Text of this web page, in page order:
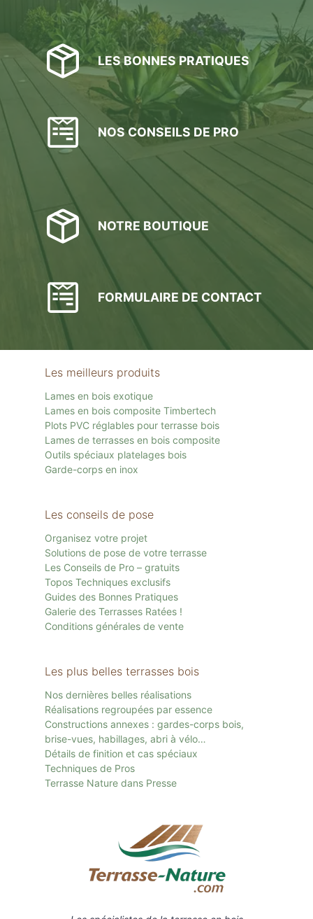
LES BONNES PRATIQUES
NOS CONSEILS DE PRO
NOTRE BOUTIQUE
FORMULAIRE DE CONTACT
Les meilleurs produits
Lames en bois exotique
Lames en bois composite Timbertech
Plots PVC réglables pour terrasse bois
Lames de terrasses en bois composite
Outils spéciaux platelages bois
Garde-corps en inox
Les conseils de pose
Organisez votre projet
Solutions de pose de votre terrasse
Les Conseils de Pro – gratuits
Topos Techniques exclusifs
Guides des Bonnes Pratiques
Galerie des Terrasses Ratées !
Conditions générales de vente
Les plus belles terrasses bois
Nos dernières belles réalisations
Réalisations regroupées par essence
Constructions annexes : gardes-corps bois,
brise-vues, habillages, abri à vélo…
Détails de finition et cas spéciaux
Techniques de Pros
Terrasse Nature dans Presse